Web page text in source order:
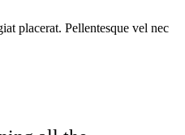
placerat. Pellentesque vel nec